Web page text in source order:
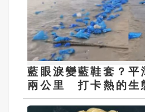
藍眼淚變藍鞋套？平
兩公里 打卡熱的生